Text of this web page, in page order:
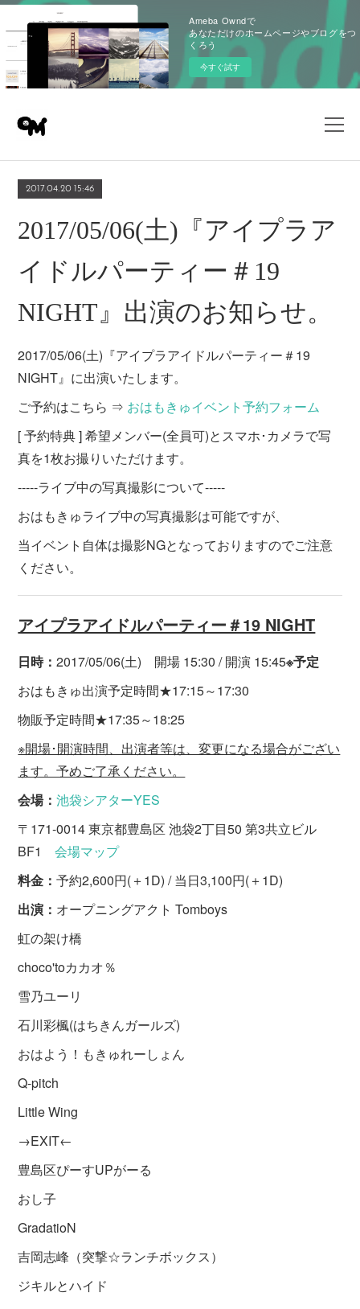
Ameba Owndで
あなただけのホームページやブログをつ
くろう
今すぐ試す
2017.04.20 15:46
2017/05/06(土)『アイプラア
イドルパーティー＃19
NIGHT』出演のお知らせ。
2017/05/06(土)『アイプラアイドルパーティー＃19
NIGHT』に出演いたします。
ご予約はこちら ⇒ おはもきゅイベント予約フォーム
[ 予約特典 ] 希望メンバー(全員可)とスマホ･カメラで写
真を1枚お撮りいただけます。
-----ライブ中の写真撮影について-----
おはもきゅライブ中の写真撮影は可能ですが、
当イベント自体は撮影NGとなっておりますのでご注意
ください。
アイプラアイドルパーティー＃19 NIGHT
日時：2017/05/06(土) 開場 15:30 / 開演 15:45※予定
おはもきゅ出演予定時間★17:15～17:30
物販予定時間★17:35～18:25
※開場･開演時間、出演者等は、変更になる場合がござい
ます。予めご了承ください。
会場：池袋シアターYES
〒171-0014 東京都豊島区 池袋2丁目50 第3共立ビル
BF1会場マップ
料金：予約2,600円(＋1D) / 当日3,100円(＋1D)
出演： オープニングアクト Tomboys
虹の架け橋
choco'toカカオ％
雪乃ユーリ
石川彩楓(はちきんガールズ)
おはよう！もきゅれーしょん
Q-pitch
Little Wing
→EXIT←
豊島区ぴーすUPがーる
おし子
GradatioN
吉岡志峰（突撃☆ランチボックス）
ジキルとハイド